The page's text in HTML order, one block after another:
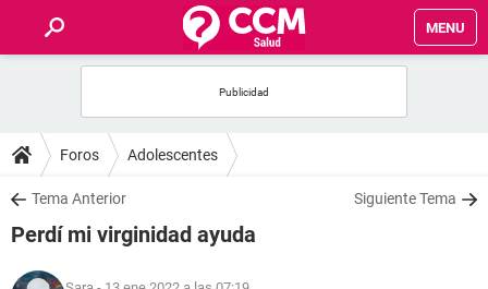
MENU
FOROS
SALUD
Foros Adolescentes
Tema Anterior Siguiente Tema
Perdí mi virginidad ayuda